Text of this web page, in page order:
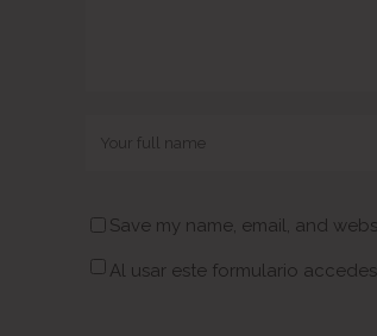
Save my name, email, and
Al usar este formulario